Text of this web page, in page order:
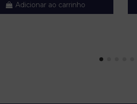
Adicionar ao carrinho